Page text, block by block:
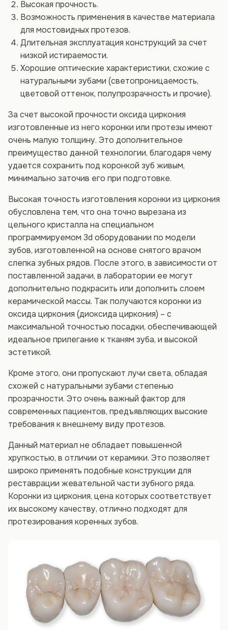
Высокая прочность.
Возможность применения в качестве материала
для мостовидных протезов.
Длительная эксплуатация конструкций за счет
низкой истираемости.
Хорошие оптические характеристики, схожие с
натуральными зубами (светопроницаемость,
цветовой оттенок, полупрозрачность и прочие).
За счет высокой прочности оксида циркония
изготовленные из него коронки или протезы имеют
очень малую толщину. Это дополнительное
преимущество данной технологии, благодаря чему
удается сохранить под коронкой зуб живым,
минимально заточив его при подготовке.
Высокая точность изготовления коронки из циркония
обусловлена тем, что она точно вырезана из
цельного кристалла на специальном
программируемом 3d оборудовании по модели
зубов, изготовленной на основе снятого врачом
слепка зубных рядов. После этого, в зависимости от
поставленной задачи, в лаборатории ее могут
дополнительно подкрасить или дополнить слоем
керамической массы. Так получаются коронки из
оксида циркония (диоксида циркония) – с
максимальной точностью посадки, обеспечивающей
идеальное прилегание к тканям зуба, и высокой
эстетикой.
Кроме этого, они пропускают лучи света, обладая
схожей с натуральными зубами степенью
прозрачности. Это очень важный фактор для
современных пациентов, предъявляющих высокие
требования к внешнему виду протезов.
Данный материал не обладает повышенной
хрупкостью, в отличии от керамики. Это позволяет
широко применять подобные конструкции для
реставрации жевательной части зубного ряда.
Коронки из циркония, цена которых соответствует
их высокому качеству, отлично подходят для
протезирования коренных зубов.